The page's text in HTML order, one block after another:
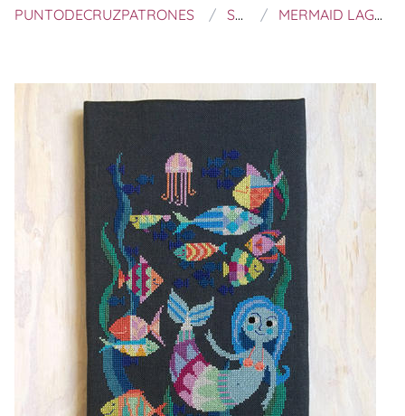
PUNTODECRUZPATRONES SATSUMA STREET MERMAID LAGOON - MODERN CROSS STITCH PATTERN PDF